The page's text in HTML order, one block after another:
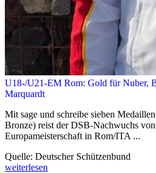
U18-/U21-EM Rom: Gold für Nuber,
Marquardt
Mit sage und schreibe sieben
Bronze) reist der DSB-Nachwuchs
Europameisterschaft in Rom/ITA ...
Quelle: Deutscher Schützenbund
weiterlesen